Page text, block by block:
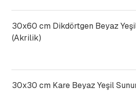
30x60 cm Dikdörtgen Beyaz
(Akrilik)
30x30 cm Kare Beyaz Yeşil